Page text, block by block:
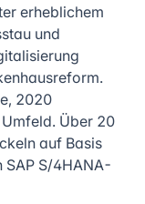
erheblichem
und
2020
Über 20
auf Basis
SAP S/4HANA-